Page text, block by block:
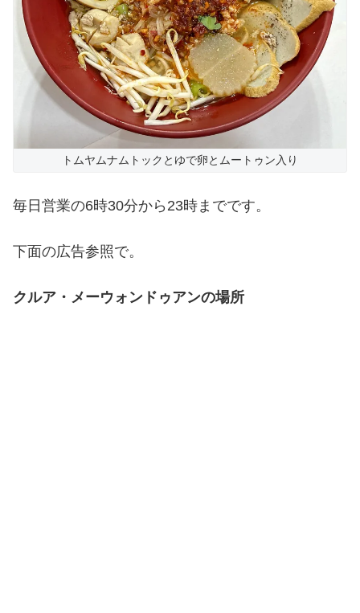
トムヤムナムトックとゆで卵とムートゥン入り
毎日営業の6時30分から23時までです。
下面の広告参照で。
クルア・メーウォンドゥアンの場所